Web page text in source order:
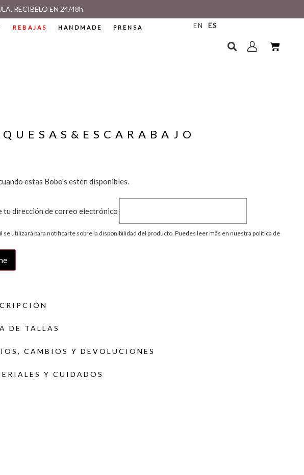
RECÍBELO EN 24/48h
REBAJAS HANDMADE PRENSA EN ES
estas Bobo's estén disponibles.
tu dirección de correo electrónico
se utilizará para notificarte sobre la disponibilidad del producto. Puedes leer más en nuestra política de
DE TALLAS
CAMBIOS Y DEVOLUCIONES
Y CUIDADOS